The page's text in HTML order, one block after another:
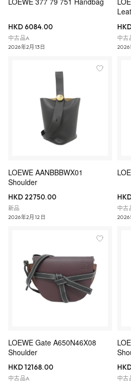
HKD 6084.00
中古品A
2026年2月13日
中古
2026
LOEWE AANBBBWX01
Shoulder
HKD 22750.00
新品
2026年2月12日
中古
2026
LOEWE Gate A650N46X08
Shoulder
HKD 12168.00
中古品A 中古